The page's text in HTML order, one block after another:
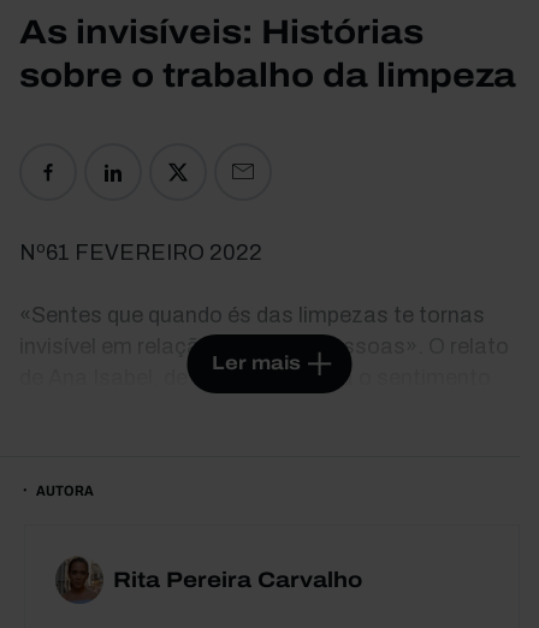
As invisíveis: Histórias
sobre o trabalho da limpeza
Nº61 FEVEREIRO 2022
«Sentes que quando és das limpezas te tornas
invisível em relação às outras pessoas». O relato
de Ana Isabel, de 25 anos, retrata o sentimento
revela a realidade ignorada de quem precisa de
competentes e de força, não só física, para limpar
o que os outros sujam, sem se preocuparem
Ler mais
AUTORA
Rita Pereira Carvalho